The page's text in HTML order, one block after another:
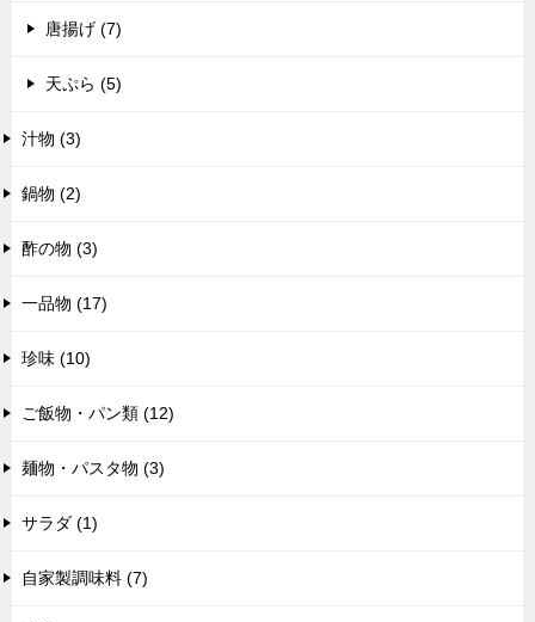
唐揚げ (7)
天ぷら (5)
汁物 (3)
鍋物 (2)
酢の物 (3)
一品物 (17)
珍味 (10)
ご飯物・パン類 (12)
麺物・パスタ物 (3)
サラダ (1)
自家製調味料 (7)